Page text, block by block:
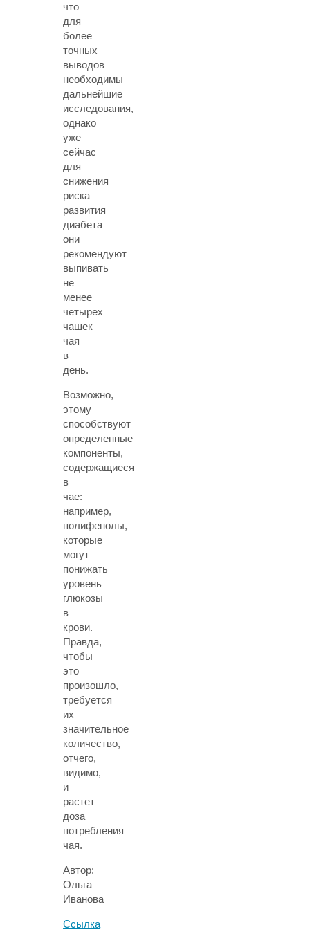
что
для
более
точных
выводов
необходимы
дальнейшие
исследования,
однако
уже
сейчас
для
снижения
риска
развития
диабета
они
рекомендуют
выпивать
не
менее
четырех
чашек
чая
в
день.
Возможно,
этому
способствуют
определенные
компоненты,
содержащиеся
в
чае:
например,
полифенолы,
которые
могут
понижать
уровень
глюкозы
в
крови.
Правда,
чтобы
это
произошло,
требуется
их
значительное
количество,
отчего,
видимо,
и
растет
доза
потребления
чая.
Автор:
Ольга
Иванова
Ссылка